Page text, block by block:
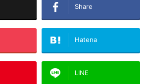
Share
Hatena
LINE